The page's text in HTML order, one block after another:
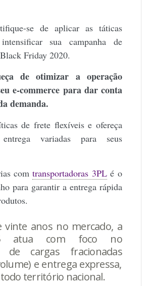
se de aplicar as táticas
sua campanha de
Friday 2020.
de otimizar a operação
e-commerce para dar conta
demanda.
de frete flexíveis e ofereça
variadas para seus
comtransportadoras 3PLé o
para garantir a entrega rápida
vinte anos no mercado, a
atua com foco no
de cargas fracionadas
e entrega expressa,
território nacional.